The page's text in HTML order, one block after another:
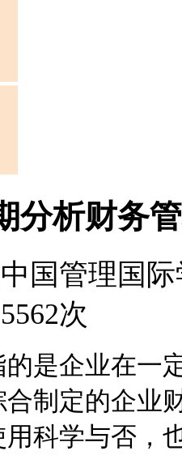
分析财务
国管理国
次
企业在一定
制定的企业
科学与否，